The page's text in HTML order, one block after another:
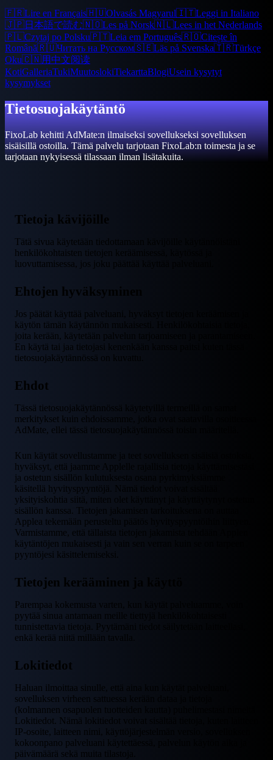
🇫🇷Lire en Français🇭🇺Olvasás Magyarul🇮🇹Leggi in Italiano
🇯🇵日本語で読む🇳🇴Les på Norsk🇳🇱Lees in het Nederlands
🇵🇱Czytaj po Polsku🇵🇹Leia em Português🇷🇴Citește în
Română🇷🇺Читать на Русском🇸🇪Läs på Svenska🇹🇷Türkçe
Oku🇨🇳用中文阅读
KotiGalleriaTukiMuutoslokiTiekarttaBlogiUsein kysytyt
kysymykset
Tietosuojakäytäntö
FixoLab kehitti AdMate:n ilmaiseksi sovellukseksi sovelluksen
sisäisillä ostoilla. Tämä palvelu tarjotaan FixoLab:n toimesta ja se
tarjotaan nykyisessä tilassaan ilman lisätakuita.
Tietoja kävijöille
Tätä sivua käytetään tiedottamaan kävijöille käytännöistäni
henkilökohtaisten tietojen keräämisessä, käytössä ja
luovuttamisessa, jos joku päättää käyttää palveluani.
Ehtojen hyväksyminen
Jos päätät käyttää palveluani, hyväksyt tietojen keräämisen ja
käytön tämän käytännön mukaisesti. Henkilökohtaisia tietoja,
joita kerään, käytetään palvelun tarjoamiseen ja parantamiseen.
En käytä tai jaa tietojasi kenenkään kanssa paitsi kuten tässä
tietosuojakäytännössä on kuvattu.
Ehdot
Tässä tietosuojakäytännössä käytetyillä termeillä on samat
merkitykset kuin ehdoissamme, jotka ovat saatavilla osoitteessa
AdMate, ellei tässä tietosuojakäytännössä toisin määritellä.
Kun käytät sovellustamme ja teet sovelluksen sisäisiä ostoksia,
hyväksyt, että jaamme Applelle rajallisia tietoja käyttämisestäsi
ja ostetun sisällön kulutuksesta osana pyrkimyksiämme
käsitellä hyvityspyyntöjä. Nämä tiedot voivat sisältää
yksityiskohtia siitä, miten olet käyttänyt ja käyttäytynyt ostetun
sisällön kanssa. Tietojen jakamisen tarkoituksena on auttaa
Applea tekemään perusteltu päätös hyvityspyyntöihin liittyen.
Varmistamme, että tällaista tietojen jakamista tehdään Applen
käytäntöjen mukaisesti ja vain sen verran kuin se on tarpeen
pyyntöjesi käsittelemiseksi.
Tietojen kerääminen ja käyttö
Parempaa kokemusta varten, kun käytät palveluamme, voin
pyytää sinua antamaan meille tiettyjä henkilökohtaisesti
tunnistettavia tietoja. Pyytämäni tiedot säilytetään laitteellasi,
enkä kerää niitä millään tavalla.
Lokitiedot
Haluan ilmoittaa sinulle, että aina kun käytät palveluani,
sovelluksen virheen sattuessa kerään dataa ja tietoja
(kolmannen osapuolen tuotteiden kautta) puhelimestasi nimeltä
Lokitiedot. Nämä lokitiedot voivat sisältää tietoja, kuten laitteen
IP-osoite, laitteen nimi, käyttöjärjestelmän versio, sovelluksen
kokoonpano palveluani käytettäessä, palvelun käytön aika ja
päivämäärä sekä muita tilastoja.